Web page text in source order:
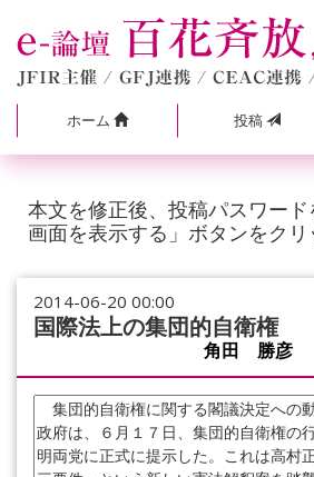
ホーム 投稿
本文を修正後、投稿パスワー
画面を表示する」ボタンをクリ
2014-06-20 00:00
国際法上の集団的自衛権
角田 勝彦